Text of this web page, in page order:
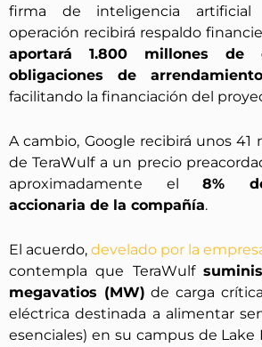
firma de inteligencia artificial
operación recibirá respaldo
aportará 1.800 millones de
obligaciones de
facilitando la financiación del
A cambio, Google recibirá unos
de TeraWulf a un precio
aproximadamente el 8%
accionaria de la compañía.
El acuerdo, develado por la
contempla que TeraWulf
megavatios (MW) de carga
eléctrica destinada a alimentar
esenciales) en su campus de Lake